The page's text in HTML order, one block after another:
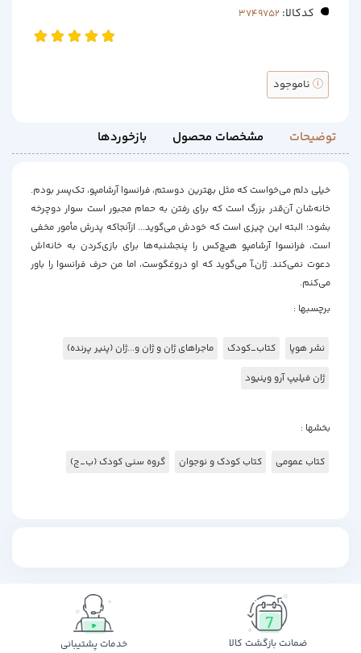
کدکالا:
ناموجود
توضیحات مشخصات محصول بازخوردها
خیلی دلم می‌خواست که مثل بهترین دوستم، فرانسوا آرشامپو، تک‌پسر بودم.
خانه‌شان آن‌‌قدر بزرگ است که برای رفتن به حمام مجبور است سوار دوچرخه
بشود؛ البته این چیزی است که خودش می‌گوید... ازآنجاکه پدرش مأمور مخفی
است، فرانسوا آرشامپو هیچ‌کس را پنجشنبه‌ها برای بازی‌کردن به خانه‌اش
دعوت نمی‌کند. ژان‌ـ‌آ می‌گوید که او دروغگوست، اما من حرف فرانسوا را باور
می‌کنم.
برچسبها :
نشر هوپا کتاب_کودک ماجراهای ژان و ژان و...ژان (پنیر پرنده)
ژان فیلیپ آرو وینیود
بخشها :
کتاب عمومی کتاب کودک و نوجوان گروه سنی کودک (ب_ج)
ضمانت بازگشت کالا خدمات پشتیبانی